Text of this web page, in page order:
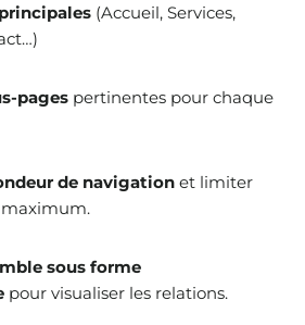
(Accueil, Services,
pages pertinentes pour chaque
de navigation et limiter
maximum.
sous forme
pour visualiser les relations.